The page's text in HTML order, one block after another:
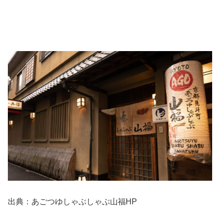
出典：あごつゆしゃぶしゃぶ山福HP